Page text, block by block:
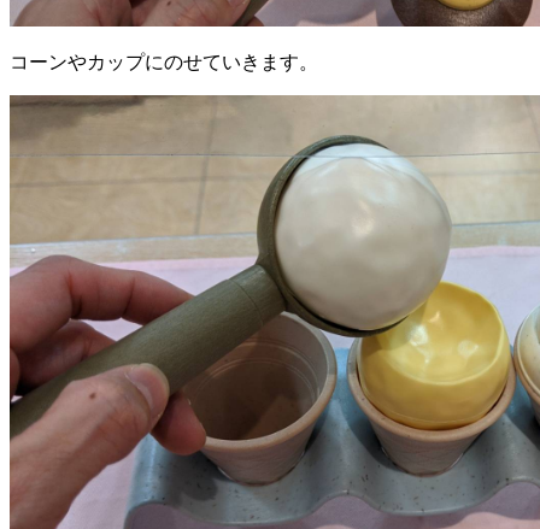
コーンやカップにのせていきます。